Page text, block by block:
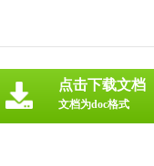
点击下载文档
文档为doc格式